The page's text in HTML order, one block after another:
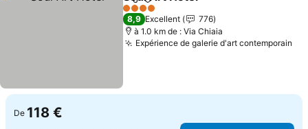
PartagerAjouter à mes favoris
4 Étoiles
8,9 Excellent
776
à 1.0 km de : Via Chiaia
Expérience de galerie d'art contemporain
De 118 €